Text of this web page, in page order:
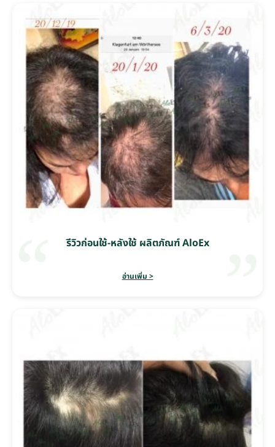
รีวิวก่อนใช้-หลังใช้ ผลิตภัณฑ์ AloEx
อ่านเพิ่ม >